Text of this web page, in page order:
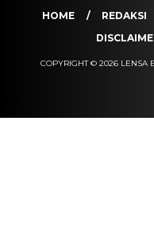
HOME REDAKSI
COPYRIGHT © 2026 LENSA